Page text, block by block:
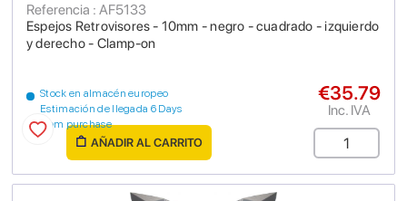
Espejos Retrovisores - 10mm - negro - cuadrado - izquierdo
y derecho - Clamp-on
Referencia : AF5133
Stock en almacén europeo
Estimación de llegada 6 Days
from purchase
€35.79
Inc. IVA
AÑADIR AL CARRITO